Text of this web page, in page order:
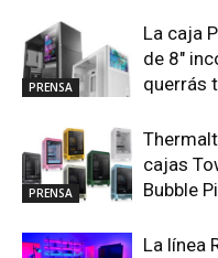
PRENSA
La caja
de 8″
querrás
PRENSA
cajas
Bubble
La línea